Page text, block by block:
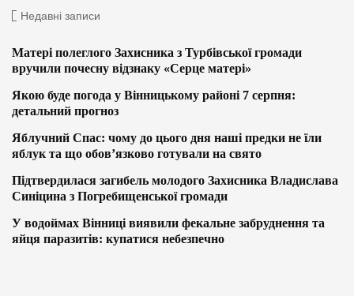
Недавні записи
Матері полеглого Захисника з Турбівської громади
вручили почесну відзнаку «Серце матері»
Якою буде погода у Вінницькому районі 7 серпня:
детальний прогноз
Яблучний Спас: чому до цього дня наші предки не їли
яблук та що обов’язково готували на свято
Підтвердилася загибель молодого Захисника Владислава
Синіцина з Погребищенської громади
У водоймах Вінниці виявили фекальне забруднення та
яйця паразитів: купатися небезпечно